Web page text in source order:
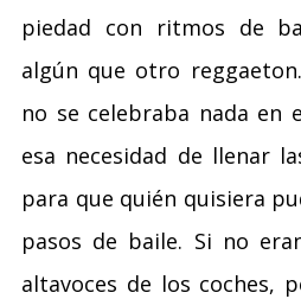
piedad con ritmos de
algún que otro
no se celebraba nada en
esa necesidad de llenar
para que quién quisiera
pasos de baile. Si no
altavoces de los coches,